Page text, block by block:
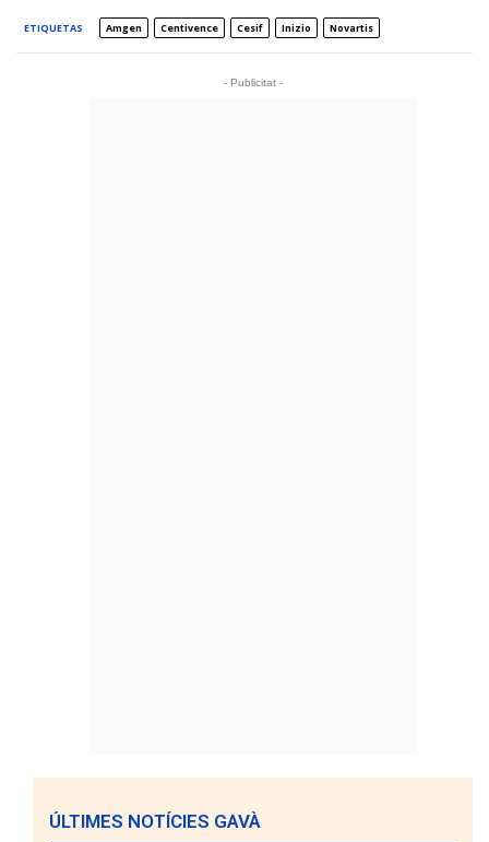
ETIQUETAS Amgen Centivence Cesif Inizio Novartis
- Publicitat -
ÚLTIMES NOTÍCIES GAVÀ